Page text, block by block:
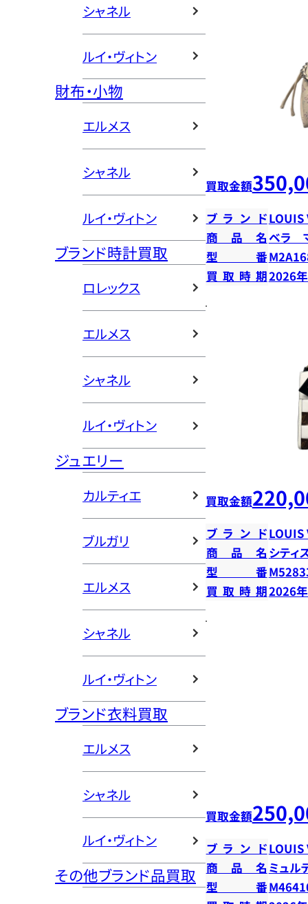
シャネル
ルイ・ヴィトン
財布・小物
エルメス
シャネル
ルイ・ヴィトン
ブランド時計買取
ロレックス
エルメス
シャネル
ルイ・ヴィトン
ジュエリー
カルティエ
ブルガリ
エルメス
シャネル
ルイ・ヴィトン
ブランド衣料買取
エルメス
シャネル
ルイ・ヴィトン
その他ブランド品買取
買取金額
ブランドLOUIS
商品名ベラ
型番
買取時期2026
買取金額
ブランドLOUIS
商品名 シティ
型番
買取時期2026
買取金額
ブランドLOUIS
商品名 ミュル
型番